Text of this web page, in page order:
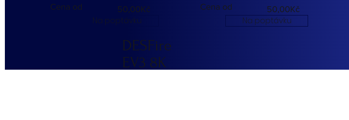
50,00Kč
Cena od
Na poptávku
50,00Kč
Cena od
Na poptávku
DESFire
EV3 8K